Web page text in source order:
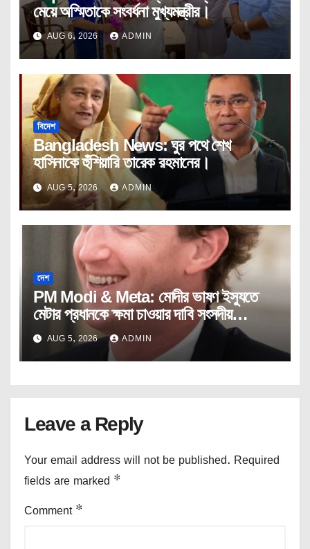
মেয়ে অস্মিতাকে সংবর্ধনা মুখ্যমন্ত্রীর।
AUG 6, 2026 ADMIN
বিদেশ
Bangladesh News: ঘুর পথে শেখ
হাসিনাকে হুঁশিয়ারি তারেক রহমানের।
AUG 5, 2026 ADMIN
দেশ
PM Modi & Meta: মোদীর ভাষণ ইস্যুতে
মেটার প্রধানকে ক্ষমা চাওয়ার দাবি সংসদীয়
প্যানেলের।
AUG 5, 2026 ADMIN
Leave a Reply
Your email address will not be published. Required
fields are marked *
Comment *